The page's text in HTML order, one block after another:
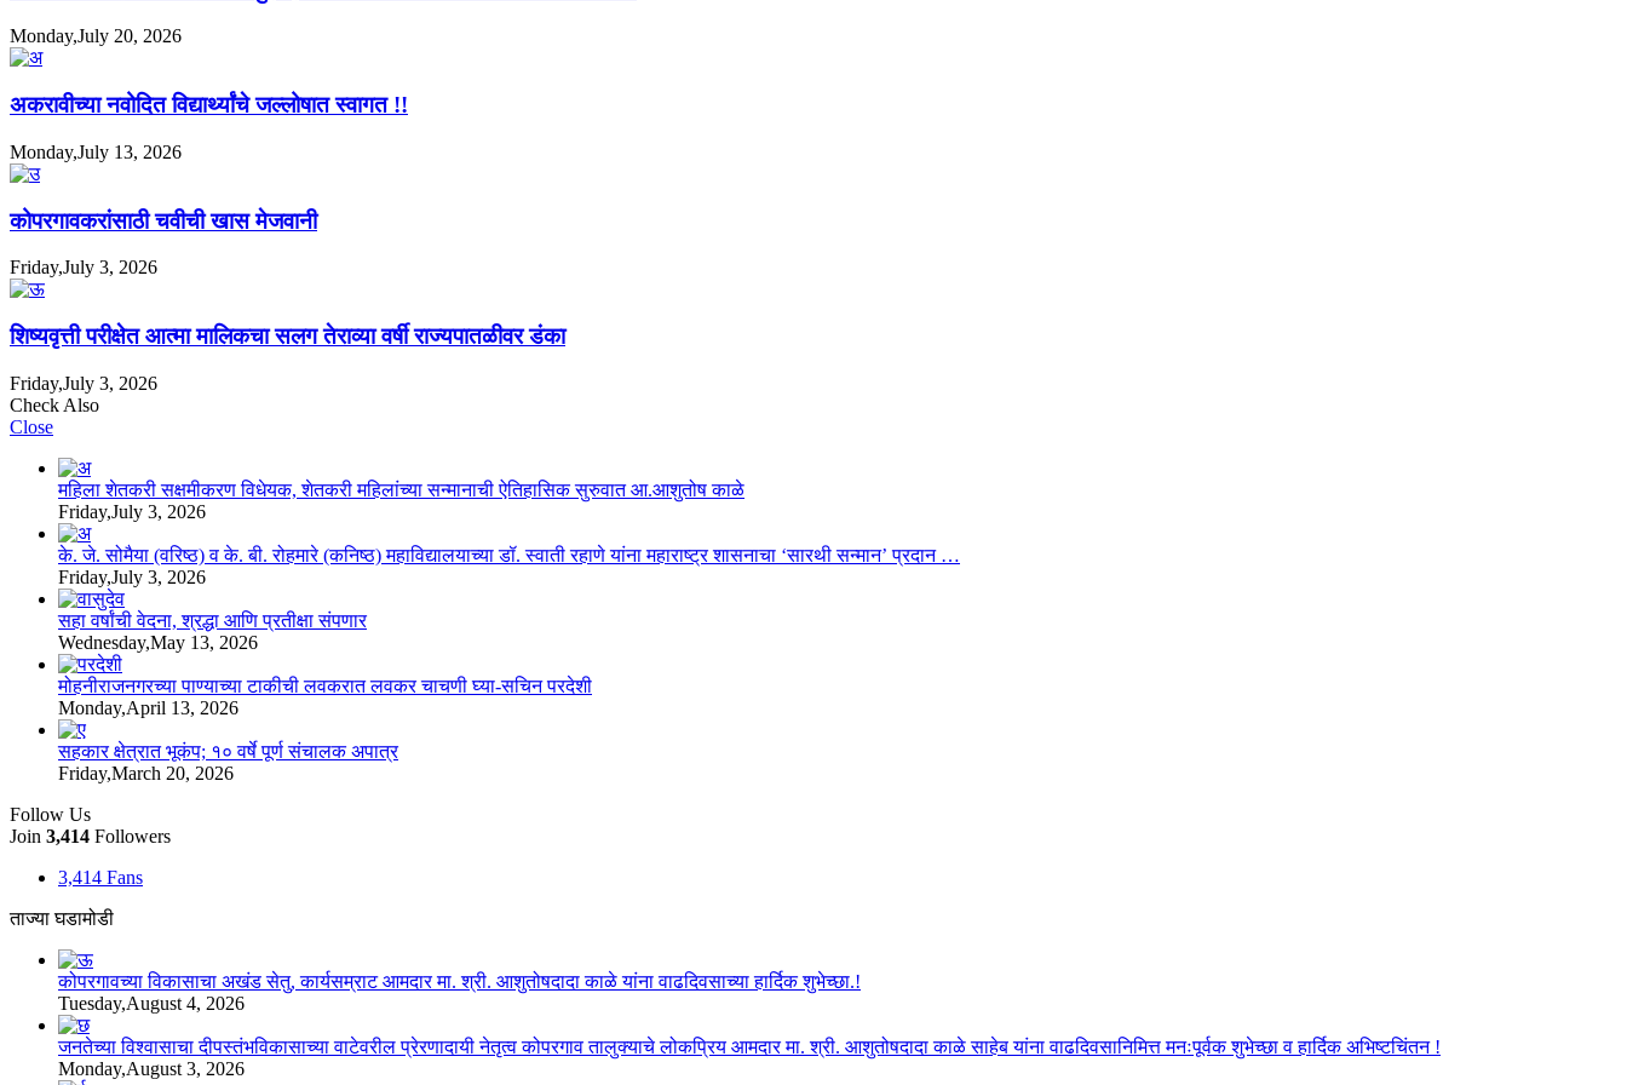
Monday,July 20, 2026
अकरावीच्या नवोदित विद्यार्थ्यांचे जल्लोषात स्वागत !!
Monday,July 13, 2026
कोपरगावकरांसाठी चवीची खास मेजवानी
Friday,July 3, 2026
शिष्यवृत्ती परीक्षेत आत्मा मालिकचा सलग तेराव्या वर्षी राज्यपातळीवर डंका
Friday,July 3, 2026
Check Also
Close
महिला शेतकरी सक्षमीकरण विधेयक, शेतकरी महिलांच्या सन्मानाची ऐतिहासिक सुरुवात आ.आशुतोष काळे
Friday,July 3, 2026
के. जे. सोमैया (वरिष्ठ) व के. बी. रोहमारे (कनिष्ठ) महाविद्यालयाच्या डॉ. स्वाती रहाणे यांना महाराष्ट्र शासनाचा ‘सारथी सन्मान’ प्रदान …
Friday,July 3, 2026
सहा वर्षांची वेदना, श्रद्धा आणि प्रतीक्षा संपणार
Wednesday,May 13, 2026
मोहनीराजनगरच्या पाण्याच्या टाकीची लवकरात लवकर चाचणी घ्या-सचिन परदेशी
Monday,April 13, 2026
सहकार क्षेत्रात भूकंप; १० वर्षे पूर्ण संचालक अपात्र
Friday,March 20, 2026
Follow Us
Join 3,414 Followers
3,414 Fans
ताज्या घडामोडी
कोपरगावच्या विकासाचा अखंड सेतु, कार्यसम्राट आमदार मा. श्री. आशुतोषदादा काळे यांना वाढदिवसाच्या हार्दिक शुभेच्छा.!
Tuesday,August 4, 2026
जनतेच्या विश्वासाचा दीपस्तंभविकासाच्या वाटेवरील प्रेरणादायी नेतृत्व कोपरगाव तालुक्याचे लोकप्रिय आमदार मा. श्री. आशुतोषदादा काळे साहेब यांना वाढदिवसानिमित्त मनःपूर्वक शुभेच्छा व हार्दिक अभिष्टचिंतन !
Monday,August 3, 2026